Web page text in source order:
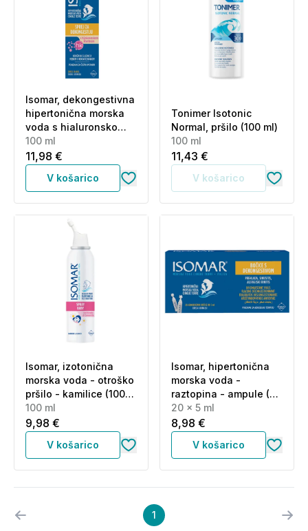
Isomar, dekongestivna
hipertonična morska
voda s hialuronsko
kislino - pršilo (100 ml)
100 ml
11,98 €
V košarico
Tonimer Isotonic
Normal, pršilo (100 ml)
100 ml
11,43 €
V košarico
Isomar, izotonična
morska voda - otroško
pršilo - kamilice (100
ml)
100 ml
9,98 €
V košarico
Isomar, hipertonična
morska voda -
raztopina - ampule (20
x 5 ml)
20 x 5 ml
8,98 €
V košarico
1